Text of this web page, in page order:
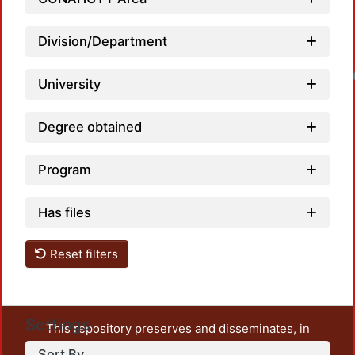
Division/Department
University
Degree obtained
Program
Has files
Reset filters
Settings
This repository preserves and disseminates, in
unrestricted open access, the teaching and research